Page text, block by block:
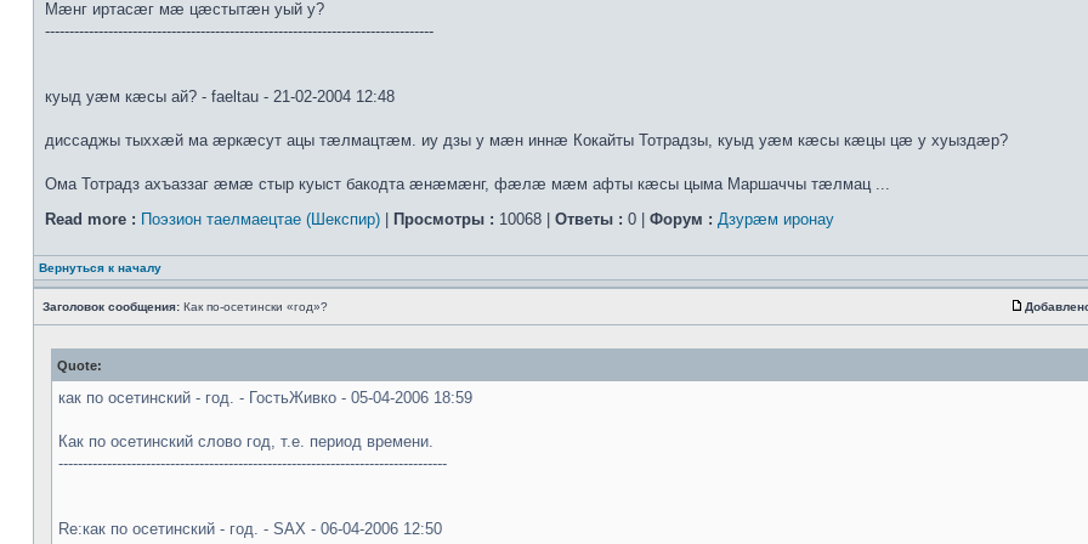
Мæнг иртасæг мæ цæстытæн уый у?
--------------------------------------------------------------------------------
куыд уæм кæсы ай? - faeltau - 21-02-2004 12:48
диссаджы тыххæй ма æркæсут ацы тæлмацтæм. иу дзы у мæн иннæ Кокайты Тотрадзы, куыд уæм кæсы кæцы цæ у хуыздæр?
Ома Тотрадз ахъаззаг æмæ стыр куыст бакодта æнæмæнг, фæлæ мæм афты кæсы цыма Маршаччы тæлмац ...
Read more : Поэзион таелмаецтае (Шекспир) Просмотры : 10068 | Ответы : 0 | Форум : Дзурæм иронау
Вернуться к началу
Заголовок сообщения: Как по-осетински «год»?
Quote:
как по осетинский - год. - ГостьЖивко - 05-04-2006 18:59
Как по осетинский слово год, т.е. период времени.
--------------------------------------------------------------------------------
Re:как по осетинский - год. - SAX - 06-04-2006 12:50